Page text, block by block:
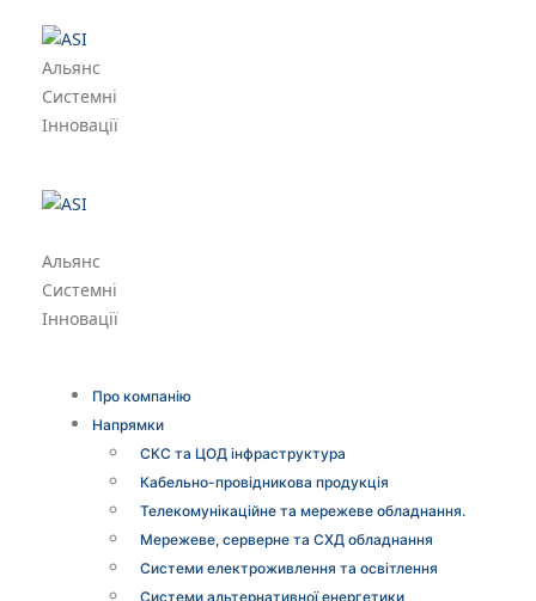
Альянс
Системні
Інновації
Альянс
Системні
Інновації
Про компанію
Напрямки
СКС та ЦОД інфраструктура
Кабельно-провідникова продукція
Телекомунікаційне та мережеве обладнання.
Мережеве, серверне та СХД обладнання
Системи електроживлення та освітлення
Системи альтернативної енергетики